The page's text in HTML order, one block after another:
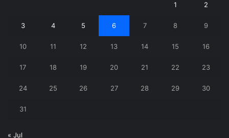
1 2
3 4 5 6 7 8 9
10 11 12 13 14 15 16
17 18 19 20 21 22 23
24 25 26 27 28 29 30
31
« Jul